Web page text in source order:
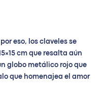
eso, los claveles se
cm que resalta aún
globo metálico rojo que
que homenajea el amor